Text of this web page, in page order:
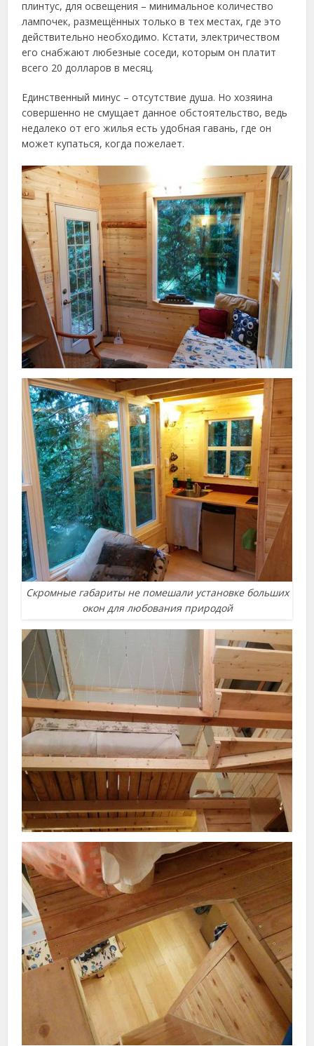
плинтус, для освещения – минимальное количество
лампочек, размещённых только в тех местах, где это
действительно необходимо. Кстати, электричеством
его снабжают любезные соседи, которым он платит
всего 20 долларов в месяц.
Единственный минус – отсутствие душа. Но хозяина
совершенно не смущает данное обстоятельство, ведь
недалеко от его жилья есть удобная гавань, где он
может купаться, когда пожелает.
Скромные габариты не помешали установке больших
окон для любования природой